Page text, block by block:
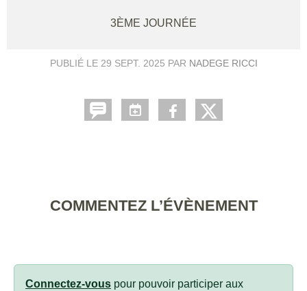
3ÈME JOURNÉE
PUBLIÉ LE 29 SEPT. 2025 PAR NADEGE RICCI
COMMENTEZ L’ÉVÈNEMENT
Connectez-vous pour pouvoir participer aux